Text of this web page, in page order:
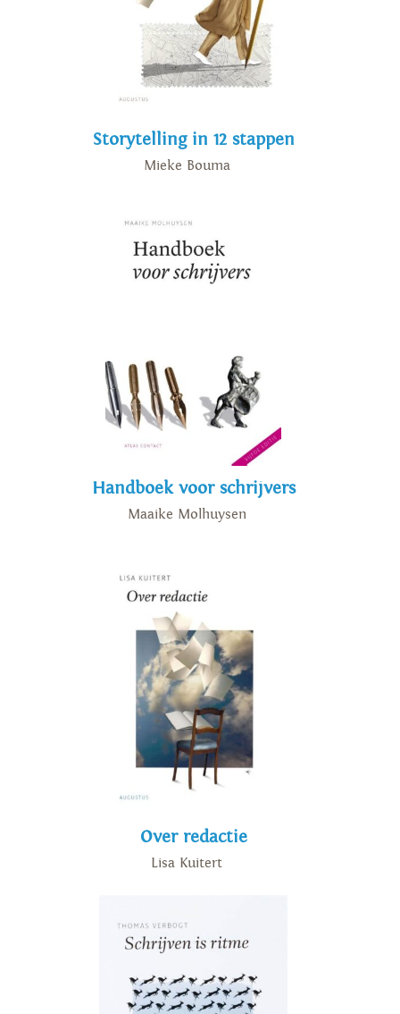
Storytelling in 12 stappen
Mieke Bouma
Handboek voor schrijvers
Maaike Molhuysen
Over redactie
Lisa Kuitert